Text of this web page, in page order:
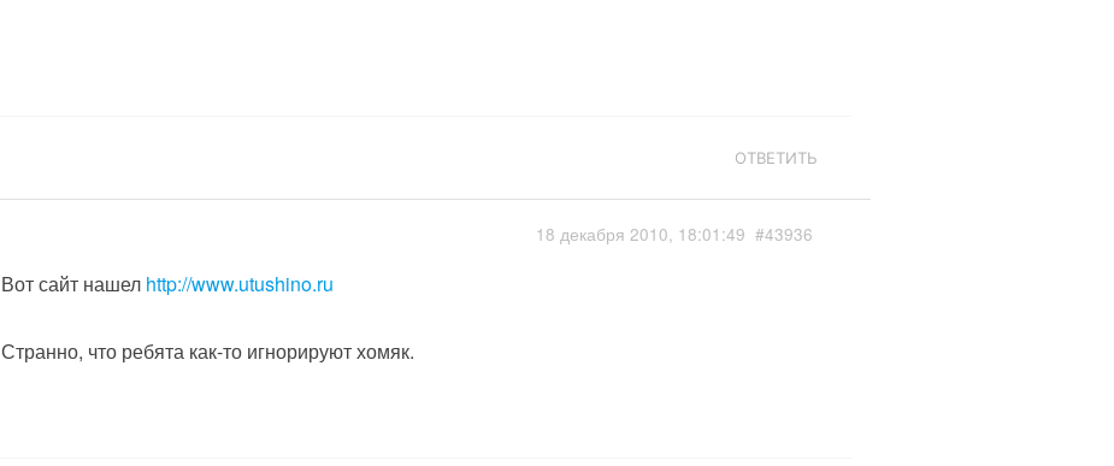
ОТВЕТИТЬ
18 декабря 2010, 18:01:49 #43936
Вот сайт нашел http://www.utushino.ru
Странно, что ребята как-то игнорируют хомяк.